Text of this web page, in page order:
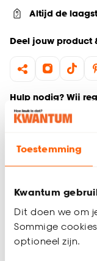
Toestemming
Kwantum
Dit doen we om
Sommige
optioneel zijn.
Altijd de
Deel jouw product
Hulp nodig? Wij
interieur past?
en bekijk of
favoriet is. Zo ben je
kleurstalen worden
passen door de